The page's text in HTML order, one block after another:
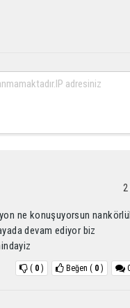
ne konuşuyorsun
devam ediyor biz
Beğen ( 0 )
( 0 )